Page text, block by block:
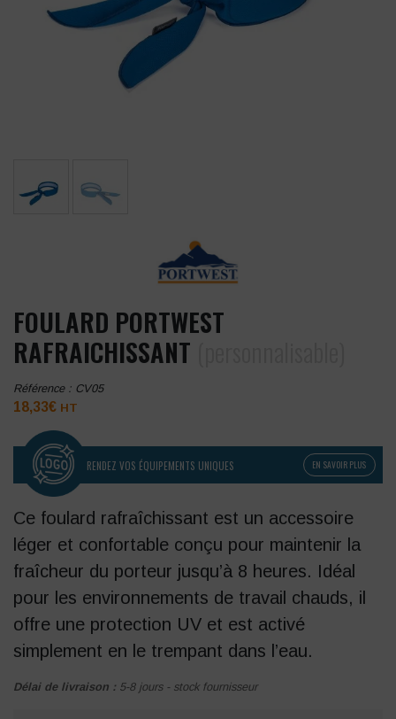
FOULARD PORTWEST
RAFRAICHISSANT
Référence : CV05
18,33€ HT
RENDEZ VOS ÉQUIPEMENTS UNIQUES EN SAVOIR PLUS
Ce foulard rafraîchissant est un accessoire
léger et confortable conçu pour maintenir la
fraîcheur du porteur jusqu’à 8 heures. Idéal
pour les environnements de travail chauds, il
offre une protection UV et est activé
simplement en le trempant dans l’eau.
Délai de livraison : 5-8 jours - stock fournisseur